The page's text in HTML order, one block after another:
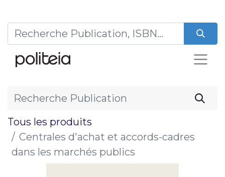
Tous les produits
Centrales d'achat et accords-cadres
dans les marchés publics